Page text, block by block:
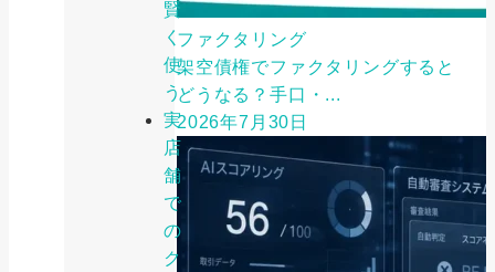
賢
く
使
う
実
店
舗
で
の
ク
ファクタリング
架空債権でファクタリングすると
どうなる？手口・...
2026年7月30日